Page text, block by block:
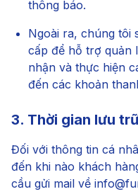
thông báo.
Ngoài ra, chúng tôi
cấp để hỗ trợ quản
nhận và thực hiện
đến các khoản
3. Thời gian lưu
Đối với thông tin cá
đến khi nào khách
cầu gửi mail về